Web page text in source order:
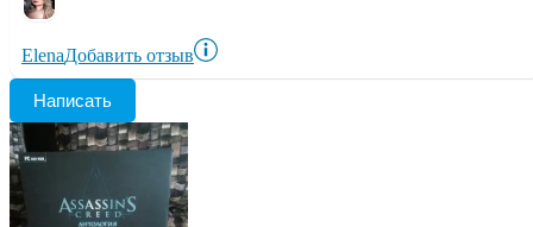
ElenaДобавить отзыв
Написать